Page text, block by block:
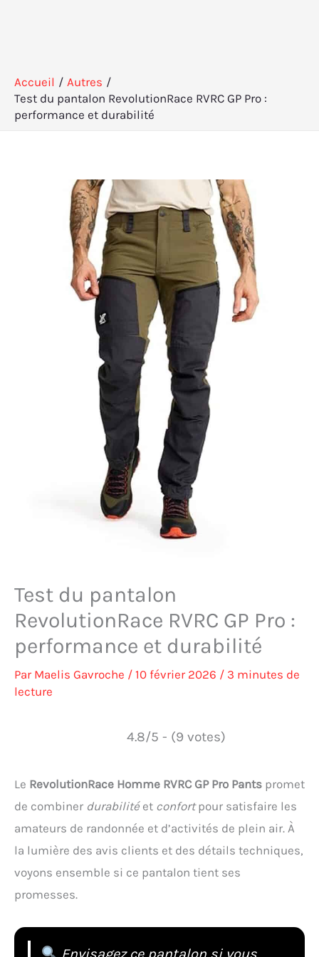
Accueil
Autres
Test du pantalon RevolutionRace RVRC GP Pro :
performance et durabilité
Test du pantalon
RevolutionRace RVRC GP Pro :
performance et durabilité
Par Maelis Gavroche / 10 février 2026 / 3 minutes de
lecture
4.8/5 - (9 votes)
Le RevolutionRace Homme RVRC GP Pro Pants promet
de combiner durabilitéet confortpour satisfaire les
amateurs de randonnée et d’activités de plein air. À
la lumière des avis clients et des détails techniques,
voyons ensemble si ce pantalon tient ses
promesses.